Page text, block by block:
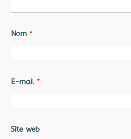
Nom *
E-mail *
Site web